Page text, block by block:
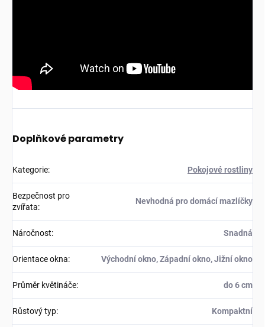
Doplňkové parametry
Kategorie: Pokojové rostliny
Bezpečnost pro
zvířata:
Nevhodná pro domácí mazlíčky
Náročnost: Snadná
Orientace okna: Východní okno, Západní okno, Jižní okno
Průměr květináče: do 6 cm
Růstový typ: Kompaktní